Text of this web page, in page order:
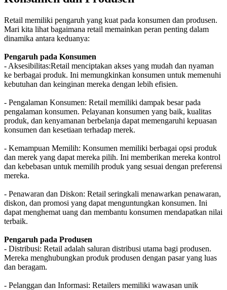
Retail memiliki pengaruh yang kuat pada konsumen dan produsen.
Mari kita lihat bagaimana retail memainkan peran penting dalam
dinamika antara keduanya:
Pengaruh pada Konsumen
- Aksesibilitas:Retail menciptakan akses yang mudah dan nyaman
ke berbagai produk. Ini memungkinkan konsumen untuk memenuhi
kebutuhan dan keinginan mereka dengan lebih efisien.
- Pengalaman Konsumen: Retail memiliki dampak besar pada
pengalaman konsumen. Pelayanan konsumen yang baik, kualitas
produk, dan kenyamanan berbelanja dapat memengaruhi kepuasan
konsumen dan kesetiaan terhadap merek.
- Kemampuan Memilih: Konsumen memiliki berbagai opsi produk
dan merek yang dapat mereka pilih. Ini memberikan mereka kontrol
dan kebebasan untuk memilih produk yang sesuai dengan preferensi
mereka.
- Penawaran dan Diskon: Retail seringkali menawarkan penawaran,
diskon, dan promosi yang dapat menguntungkan konsumen. Ini
dapat menghemat uang dan membantu konsumen mendapatkan nilai
terbaik.
Pengaruh pada Produsen
- Distribusi: Retail adalah saluran distribusi utama bagi produsen.
Mereka menghubungkan produk produsen dengan pasar yang luas
dan beragam.
- Pelanggan dan Informasi: Retailers memiliki wawasan unik